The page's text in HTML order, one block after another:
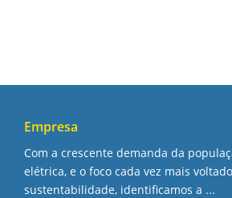
Empresa
Com a crescente demanda da
elétrica, e o foco cada vez mais
sustentabilidade, identificamos a ...